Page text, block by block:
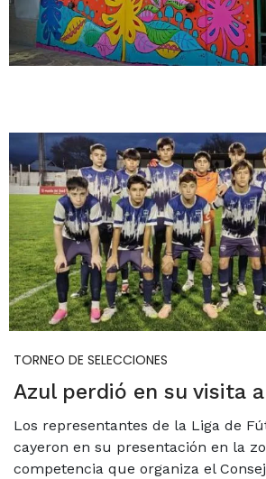
TORNEO DE SELECCIONES
Azul perdió en su visita
Los representantes de la Liga de
cayeron en su presentación en la
competencia que organiza el